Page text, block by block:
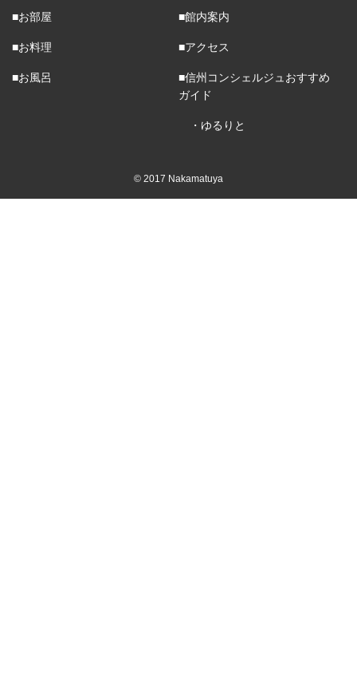
■お部屋
■お料理
■お風呂
■館内案内
■アクセス
■信州コンシェルジュおすすめ
ガイド
・ゆるりと
© 2017 Nakamatuya